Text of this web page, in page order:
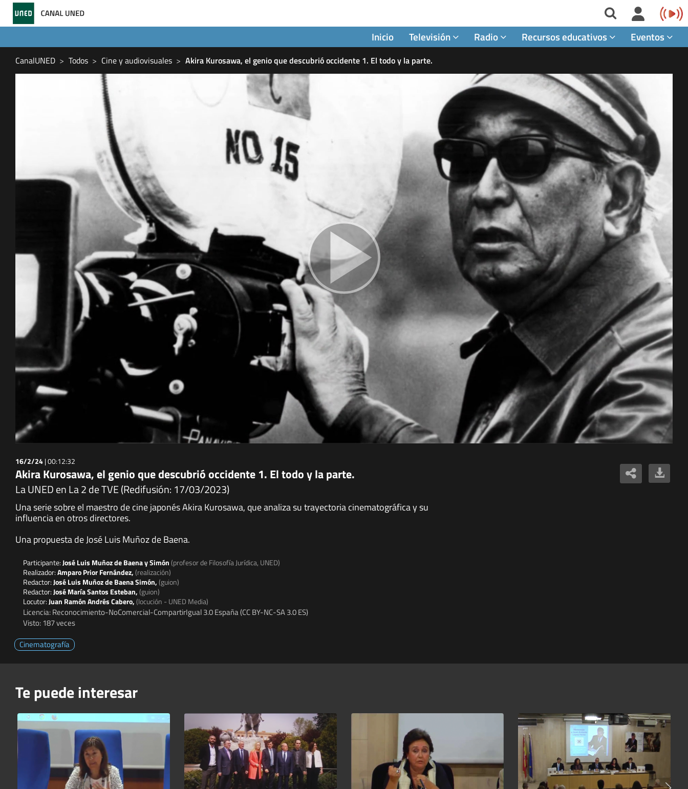
Inicio Televisión Radio Recursos educativos Eventos
CanalUNED Todos Cine y audiovisuales Akira Kurosawa, el genio que descubrió occidente 1. El todo y la parte.
16/2/24|00:12:32
Akira Kurosawa, el genio que descubrió occidente 1. El todo y la parte.
La UNED en La 2 de TVE (Redifusión: 17/03/2023)
Una serie sobre el maestro de cine japonés Akira Kurosawa, que analiza su trayectoria cinematográfica y su
influencia en otros directores.
Una propuesta de José Luis Muñoz de Baena.
Participante:José Luis Muñoz de Baena y Simón(profesor de Filosofía Jurídica, UNED)
Realizador:Amparo Prior Fernández,(realización)
Redactor:José Luis Muñoz de Baena Simón,(guion)
Redactor:José María Santos Esteban,(guion)
Locutor:Juan Ramón Andrés Cabero,(locución - UNED Media)
Licencia: Reconocimiento-NoComercial-CompartirIgual 3.0 España (CC BY-NC-SA 3.0 ES)
Visto: 187 veces
Cinematografía
Te puede interesar